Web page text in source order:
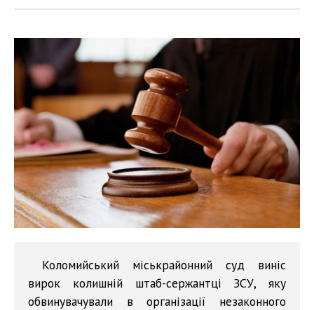
Коломийський міськрайонний суд виніс
вирок колишній штаб-сержантці ЗСУ, яку
обвинувачували в організації незаконного